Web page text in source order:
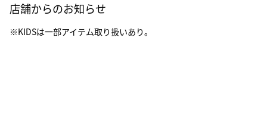
店舗からのお知らせ
※KIDSは一部アイテム取り扱いあり。